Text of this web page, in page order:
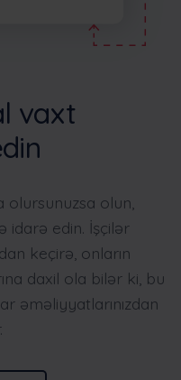
vaxt
olursunuzsa olun,
idarə edin. İşçilər
keçirə, onların
daxil ola bilər ki, bu
əməliyyatlarınızdan